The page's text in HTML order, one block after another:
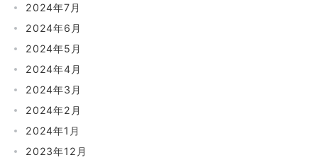
2024年7月
2024年6月
2024年5月
2024年4月
2024年3月
2024年2月
2024年1月
2023年12月